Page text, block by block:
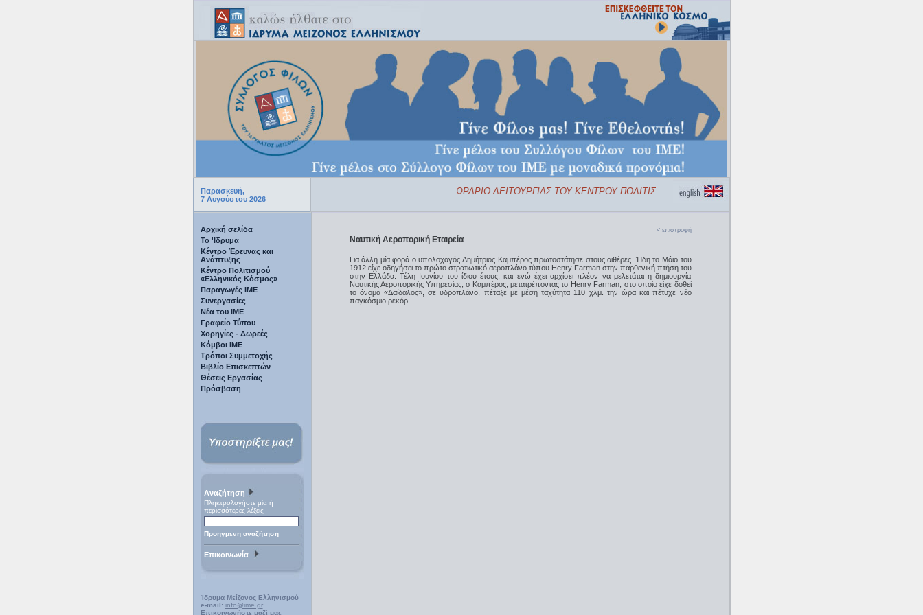
Παρασκευή,
7 Αυγούστου 2026
ΩΡΑΡΙΟ ΛΕΙΤΟΥΡΓΙΑΣ ΤΟΥ ΚΕΝΤΡΟΥ ΠΟΛΙΤΙΣΜΟΥ «ΕΛΛΗΝΙΚΟΣ ΚΟΣΜΟΣ»
Αρχική σελίδα
Το 'Ιδρυμα
Κέντρο Έρευνας και
Ανάπτυξης
Κέντρο Πολιτισμού
«Ελληνικός Κόσμος»
Παραγωγές IME
Συνεργασίες
Νέα του ΙΜΕ
Γραφείο Τύπου
Χορηγίες - Δωρεές
Κόμβοι ΙΜΕ
Τρόποι Συμμετοχής
Βιβλίο Επισκεπτών
Θέσεις Εργασίας
Πρόσβαση
Αναζήτηση
Πληκτρολογήστε μία ή
περισσότερες λέξεις
Προηγμένη αναζήτηση
Επικοινωνία
Ίδρυμα Μείζονος Ελληνισμού
e-mail: info@ime.gr
Επικοινωνήστε μαζί μας
< επιστροφή
Ναυτική Αεροπορική Εταιρεία
Για άλλη μία φορά ο υπολοχαγός Δημήτριος Καμπέρος πρωτοστάτησε στους αιθέρες. Ήδη το Μάιο του
1912 είχε οδηγήσει το πρώτο στρατιωτικό αεροπλάνο τύπου Henry Farman στην παρθενική πτήση του
στην Ελλάδα. Τέλη Ιουνίου του ίδιου έτους, και ενώ έχει αρχίσει πλέον να μελετάται η δημιουργία
Ναυτικής Αεροπορικής Υπηρεσίας, ο Καμπέρος, μετατρέποντας το Henry Farman, στο οποίο είχε δοθεί
το όνομα «Δαίδαλος», σε υδροπλάνο, πέταξε με μέση ταχύτητα 110 χλμ. την ώρα και πέτυχε νέο
παγκόσμιο ρεκόρ.